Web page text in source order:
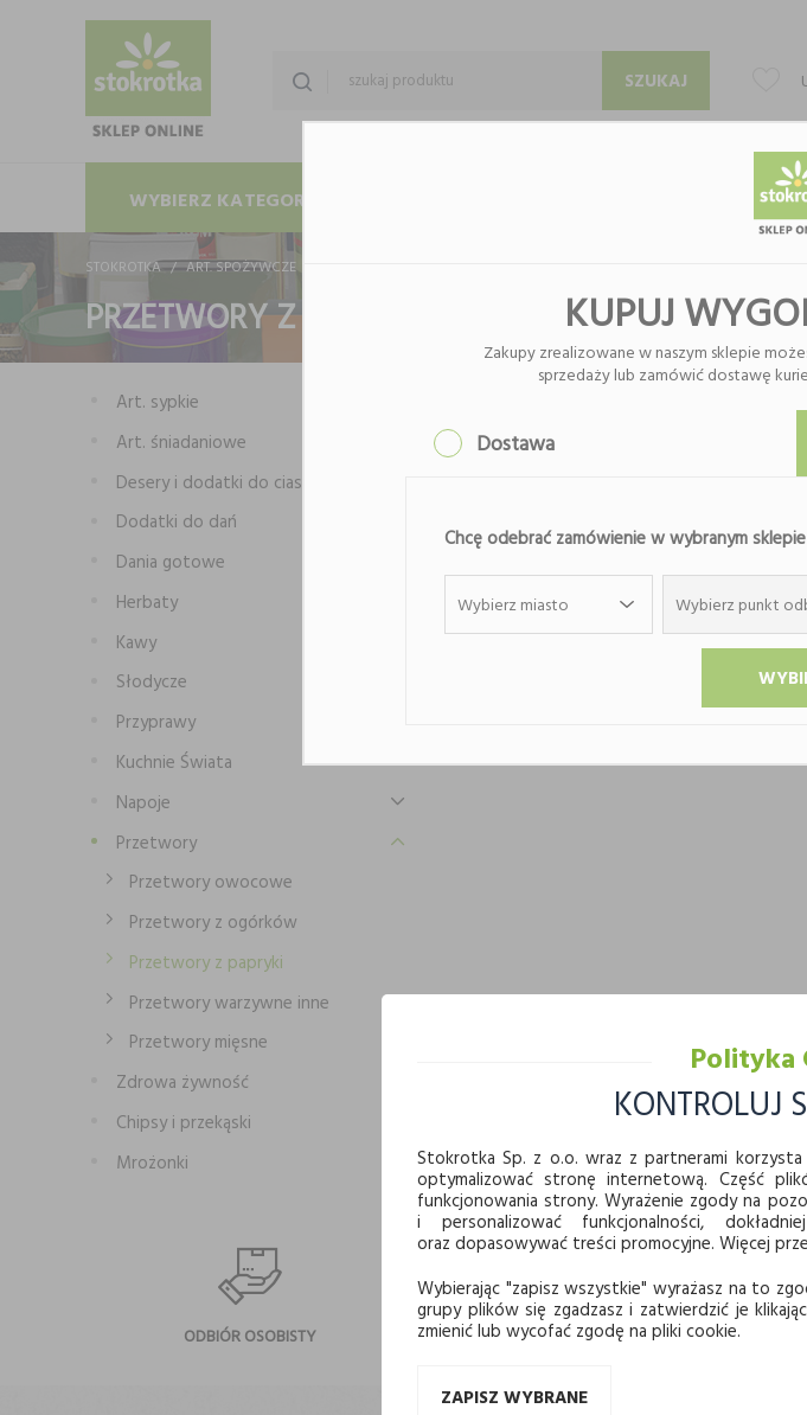
WYBIERZ KATEGORIĘ
STOKROTKA ART. SPOŻYWCZE
PRZETWORY Z PAPRYKI
Art. sypkie
Art. śniadaniowe
Desery i dodatki do ciast
Dodatki do dań
Dania gotowe
Herbaty
Kawy
Słodycze
Przyprawy
Kuchnie Świata
Napoje
Przetwory
Przetwory owocowe
Przetwory z ogórków
Przetwory z papryki
Przetwory warzywne inne
Przetwory mięsne
Zdrowa żywność
Chipsy i przekąski
Mrożonki
ODBIÓR OSOBISTY NAJWYŻSZA JAKOŚĆ
Polityka
KONTROLUJ
Stokrotka Sp. z o.o. wraz z partnerami
optymalizować stronę internetową. Część
funkcjonowania strony. Wyrażenie zgody na
i personalizować funkcjonalności,
oraz dopasowywać treści promocyjne. Więcej
Wybierając "zapisz wszystkie" wyrażasz na to
grupy plików się zgadzasz i zatwierdzić je
zmienić lub wycofać zgodę na pliki cookie.
ZAPISZ WYBRANE
KUPUJ
Zakupy zrealizowane w naszym sklepie
sprzedaży lub zamówić dostawę
Dostawa
Chcę odebrać zamówienie w wybranym
Wybierz miasto Wybierz punkt